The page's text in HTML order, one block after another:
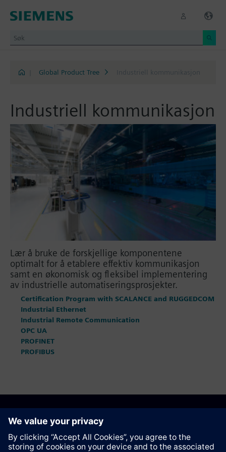
Global Product Tree Industriell kommunikasjon
Industriell kommunikasjon
Lær å bruke de forskjellige komponentene
optimalt for å etablere effektiv kommunikasjon
samt en økonomisk og fleksibel implementering
av industrielle automatiseringsprosjekter.
Certification Program with SCALANCE and RUGGEDCOM
Industrial Ethernet
Industrial Remote Communication
OPC UA
PROFINET
PROFIBUS
Anbefal denne siden